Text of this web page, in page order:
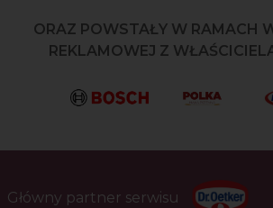
ORAZ POWSTAŁY W RAMACH
REKLAMOWEJ Z
Główny partner serwisu